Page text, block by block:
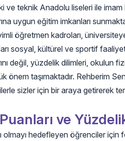
ve teknik Anadolu liseleri ile imam
uygun eğitim imkanları
öğretmen kadroları,
sosyal, kültürel ve sportif
değil, yüzdelik dilimleri, okulun
önem taşımaktadır. Rehberim
sizler için bir araya getirerek
ve
olmayı hedefleyen öğrenciler için